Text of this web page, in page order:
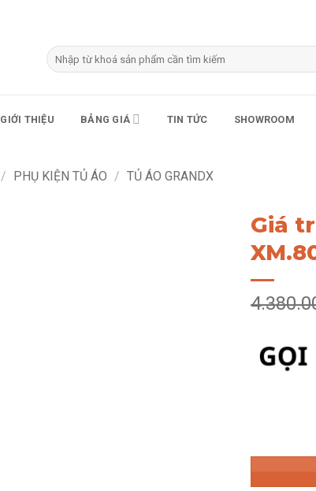
Tìm
kiếm:
GIỚI THIỆU BẢNG GIÁ TIN TỨC SHOWROOM
/ PHỤ KIỆN TỦ ÁO / TỦ ÁO GRANDX
Giá